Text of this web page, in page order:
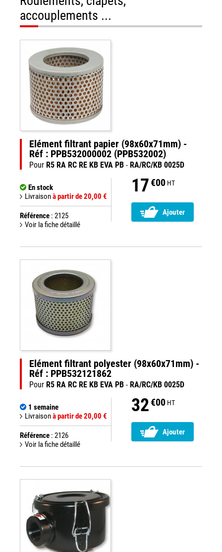
accouplements ...
Elément filtrant papier (98x60x71mm) -
Réf : PPB532000002 (PPB532002)
Pour R5 RA RC RE KB EVA PB - RA/RC/KB 0025D
En stock
Livraisonà partir de 20,00 €
Référence : 2125
Voir la fiche détaillé
17 €00 HT
Ajouter
Elément filtrant polyester (98x60x71mm) -
Réf : PPB532121862
Pour R5 RA RC RE KB EVA PB - RA/RC/KB 0025D
1 semaine
Livraisonà partir de 20,00 €
Référence : 2126
Voir la fiche détaillé
32 €00 HT
Ajouter